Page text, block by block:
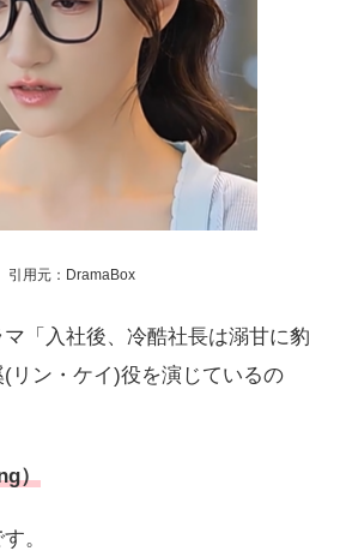
引用元：DramaBox
「入社後、冷酷社長は溺甘に豹
リン・ケイ)役を演じているの
）
。